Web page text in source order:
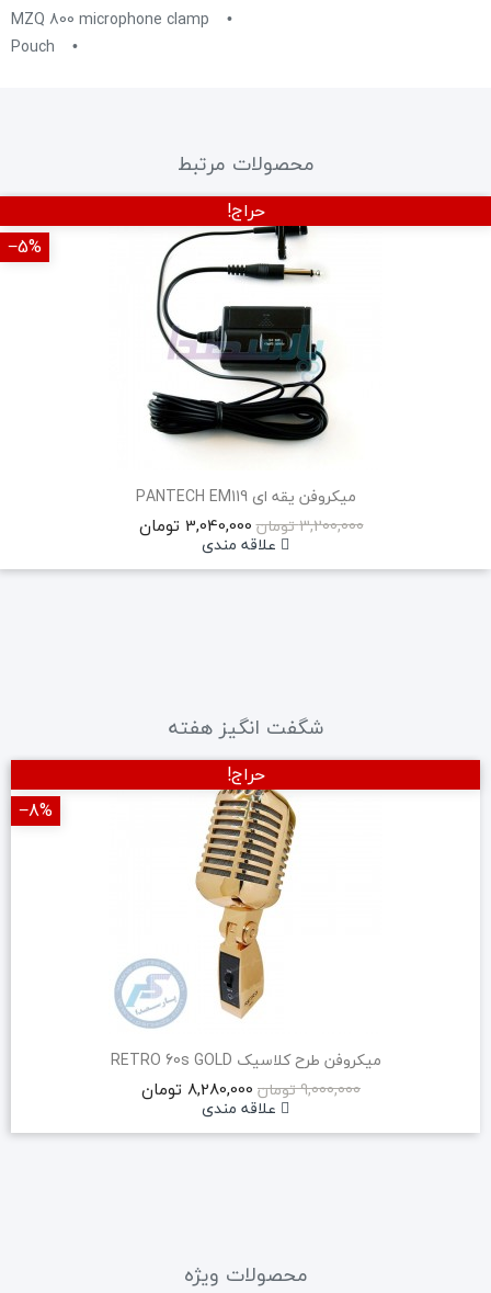
• MZQ 800 microphone clamp
• Pouch
محصولات مرتبط
میکروفن یقه ای PANTECH EM119
3,200,000 تومان
3,040,000 تومان
علاقه مندی
حراج!
‎−5%
شگفت انگیز هفته
میکروفن طرح کلاسیک RETRO 60s GOLD
9,000,000 تومان
8,280,000 تومان
علاقه مندی
حراج!
‎−8%
محصولات ویژه